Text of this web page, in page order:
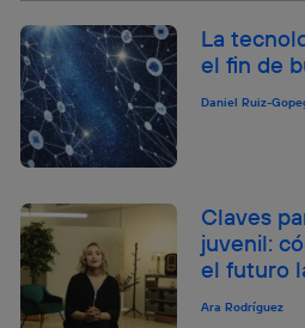
La
el fin de
Daniel Ruiz-
Claves
juvenil:
el futuro
Ara Rodríguez